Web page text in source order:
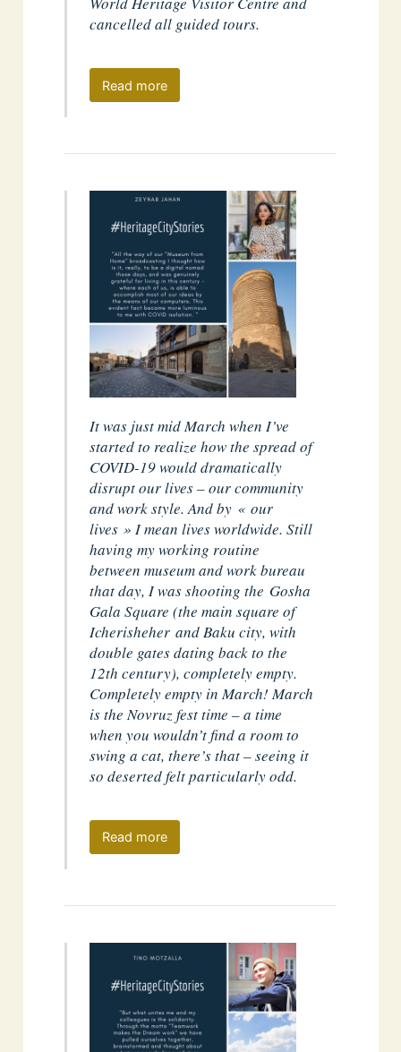
cancelled all guided tours.
Read more
It was just mid March when I’ve
started to realize how the spread of
COVID-19 would dramatically
disrupt our lives – our community
and work style. And by « our
lives » I mean lives worldwide. Still
having my working routine
between museum and work bureau
that day, I was shooting the Gosha
Gala Square (the main square of
Icherisheher and Baku city, with
double gates dating back to the
12th century), completely empty.
Completely empty in March! March
is the Novruz fest time – a time
when you wouldn’t find a room to
swing a cat, there’s that – seeing it
so deserted felt particularly odd.
Read more